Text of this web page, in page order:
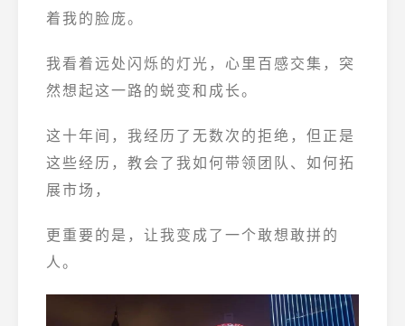
着我的脸庞。
我看着远处闪烁的灯光，心里百感交集，突
然想起这一路的蜕变和成长。
这十年间，我经历了无数次的拒绝，但正是
这些经历，教会了我如何带领团队、如何拓
展市场，
更重要的是，让我变成了一个敢想敢拼的
人。